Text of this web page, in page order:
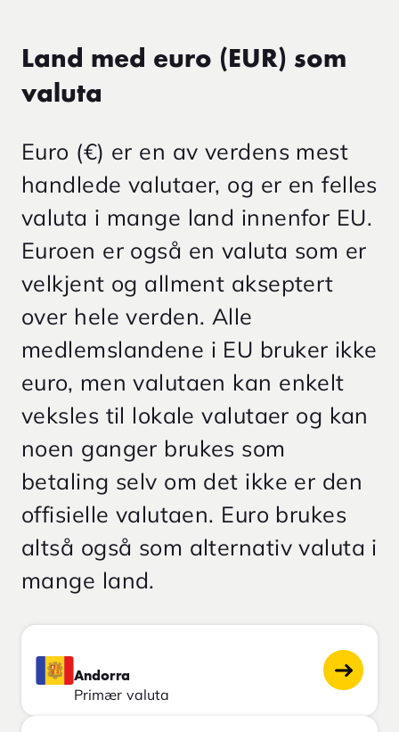
Land med euro (EUR) som
valuta
Euro (€) er en av verdens mest
handlede valutaer, og er en felles
valuta i mange land innenfor EU.
Euroen er også en valuta som er
velkjent og allment akseptert
over hele verden. Alle
medlemslandene i EU bruker ikke
euro, men valutaen kan enkelt
veksles til lokale valutaer og kan
noen ganger brukes som
betaling selv om det ikke er den
offisielle valutaen. Euro brukes
altså også som alternativ valuta i
mange land.
Andorra
Primær valuta